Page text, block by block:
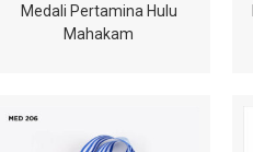
Medali Pertamina Hulu
Mahakam